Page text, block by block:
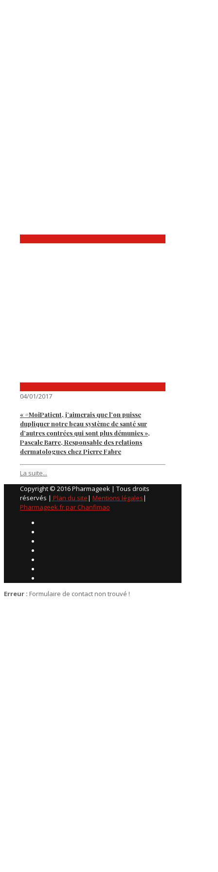
04/01/2017
« #MoiPatient, j’aimerais que l’on puisse
dupliquer notre beau système de santé sur
d’autres contrées qui sont plus démunies »,
Pascale Barre, Responsable des relations
dermatologues chez Pierre Fabre
La suite...
Copyright © 2016 Pharmageek | Tous droits
réservés | Plan du site| Mentions légales|
Pharmageek.fr par Chanfimao
Erreur : Formulaire de contact non trouvé !